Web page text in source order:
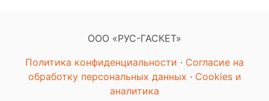
ООО «РУС-ГАСКЕТ»
Политика конфиденциальности · Согласие на
обработку персональных данных · Cookies и
аналитика